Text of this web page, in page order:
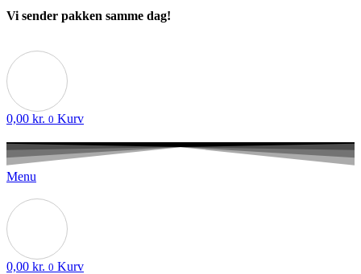
Vi sender pakken samme dag!
0,00 kr. 0 Kurv
Menu
0,00 kr. 0 Kurv